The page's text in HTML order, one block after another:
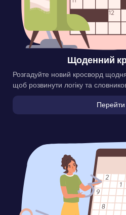
Щоденний
Розгадуйте новий кросворд
щоб розвинути логіку та
Перейти